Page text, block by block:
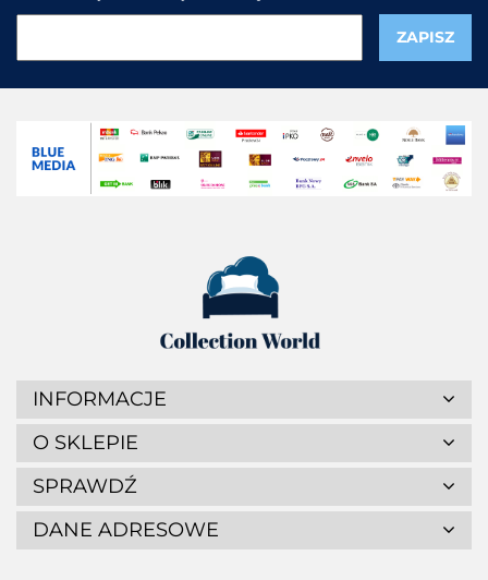
INFORMACJE
O SKLEPIE
SPRAWDŹ
DANE ADRESOWE